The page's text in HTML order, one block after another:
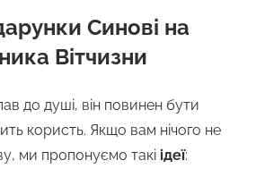
Синові на
Вітчизни
до душі, він повинен бути
користь. Якщо вам нічого не
ми пропонуємо такі ідеї: